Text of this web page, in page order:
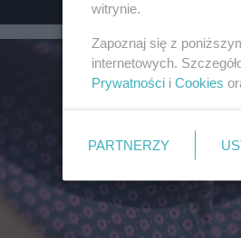
witrynie.
Zapoznaj się z
internetowych.
Prywatności i Cookies
PARTNERZY